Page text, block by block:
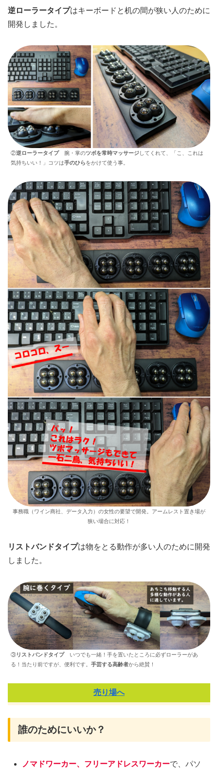
逆ローラータイプはキーボードと机の間が狭い人のために
開発しました。
②逆ローラータイプ 腕・掌のツボを常時マッサージしてくれて、「こ、これは
気持ちいい！」コツは手のひらをかけて使う事。
事務職（ワイン商社、データ入力）の女性の要望で開発。アームレスト置き場が
狭い場合に対応！
リストバンドタイプは物をとる動作が多い人のために開発
しました。
③リストバンドタイプいつでも一緒！手を置いたところに必ずローラーがあ
る！当たり前ですが、便利です。 手芸する高齢者から絶賛！
売り場へ
誰のためにいいか？
ノマドワーカー、フリーアドレスワーカーで、パソ